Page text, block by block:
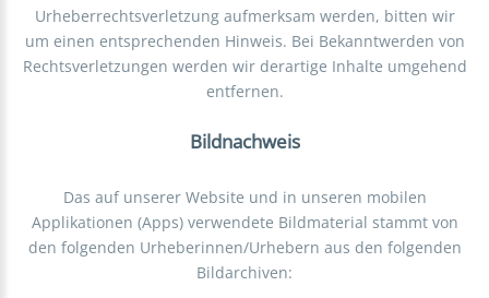
Urheberrechtsverletzung aufmerksam werden, bitten wir
um einen entsprechenden Hinweis. Bei Bekanntwerden von
Rechtsverletzungen werden wir derartige Inhalte umgehend
entfernen.
Bildnachweis
Das auf unserer Website und in unseren mobilen
Applikationen (Apps) verwendete Bildmaterial stammt von
den folgenden Urheberinnen/Urhebern aus den folgenden
Bildarchiven: